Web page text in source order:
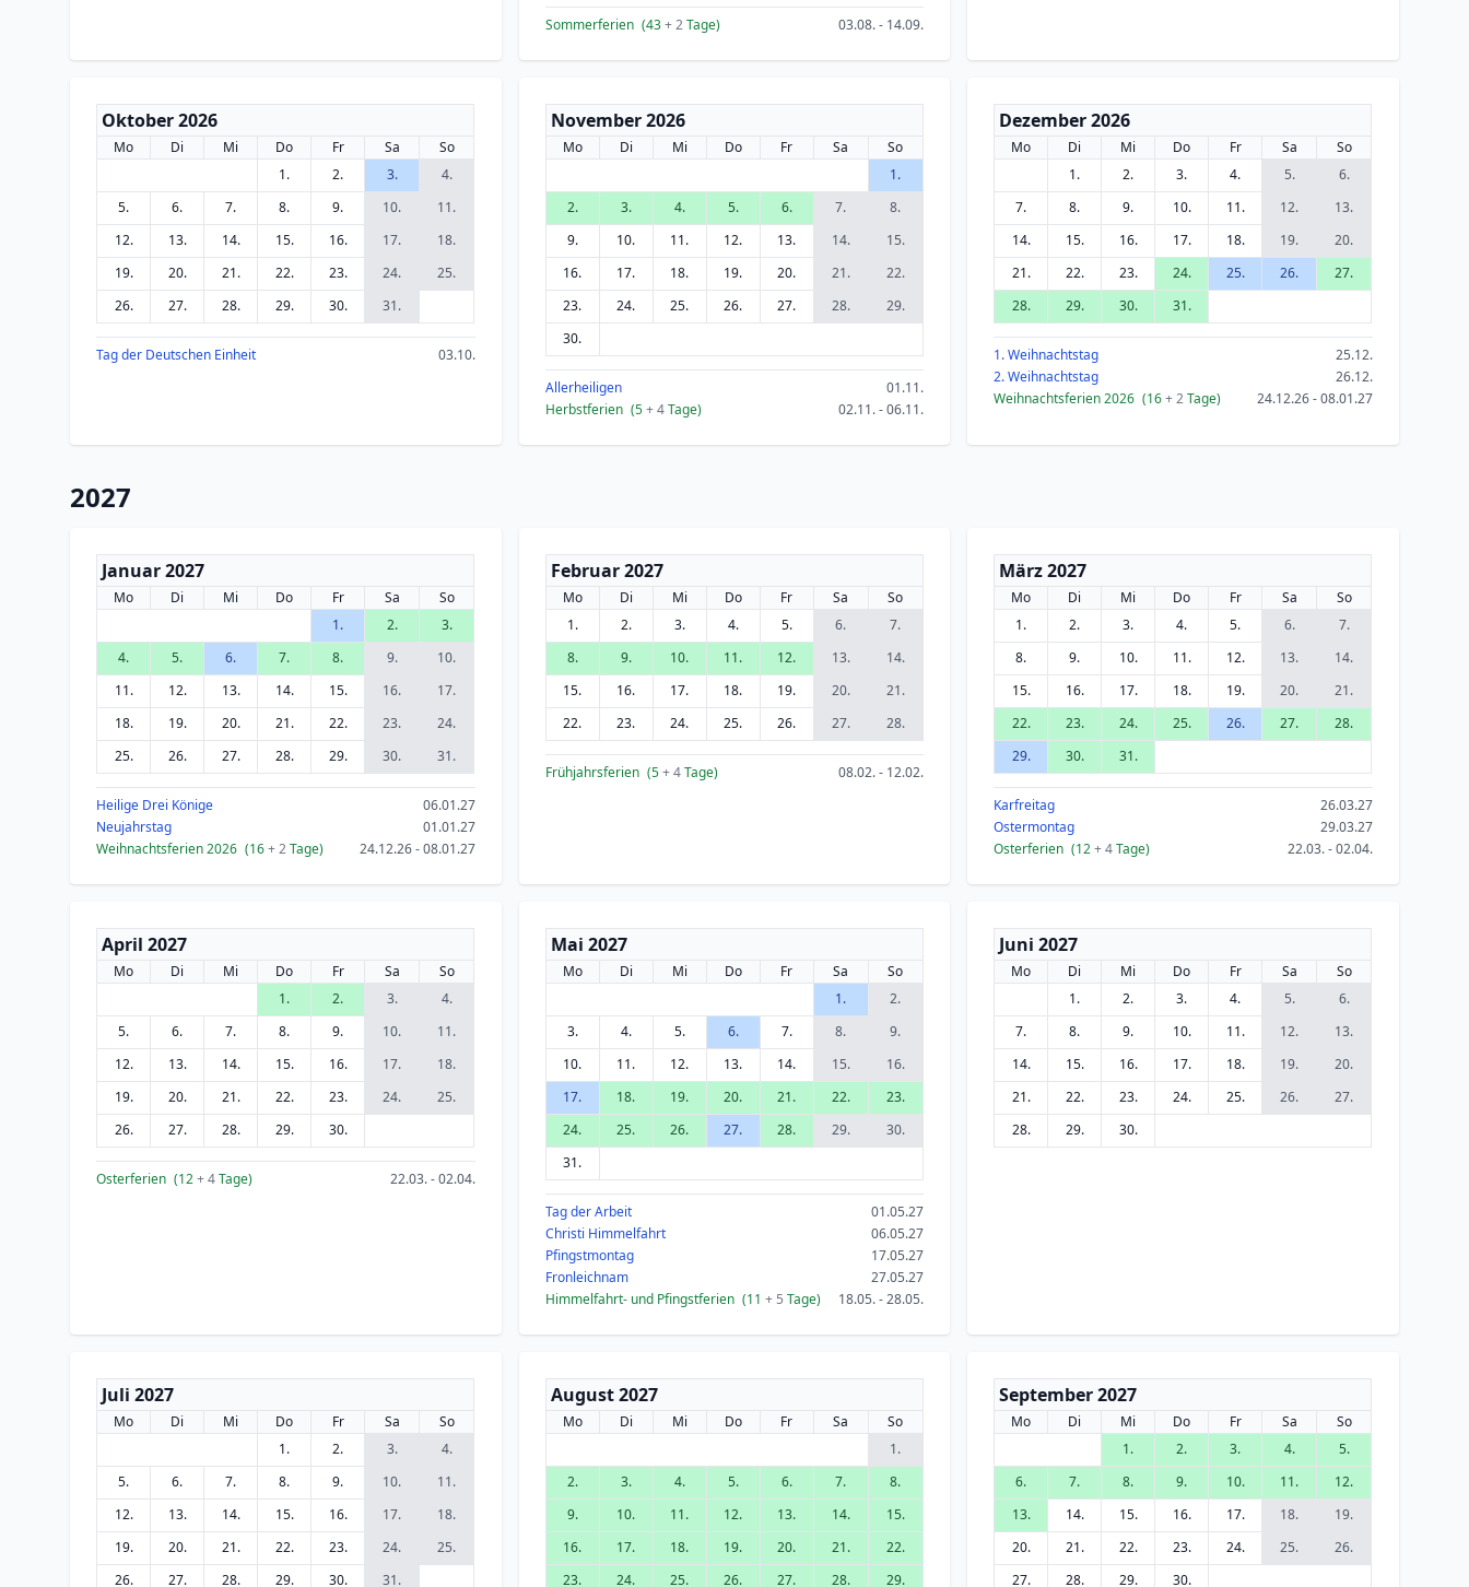
Sommerferien (43+ 2Tage) 03.08. - 14.09.
Oktober 2026
Mo Di Mi Do Fr Sa
So
1.
2. 3.
4.
5.
6. 7. 8. 9. 10.
11.
12.
13. 14. 15. 16. 17.
18.
19.
20. 21. 22. 23. 24.
25.
26.
27. 28. 29. 30. 31.
Tag der Deutschen Einheit 03.10.
November 2026
Mo Di Mi Do Fr Sa
So
1.
2.
3. 4. 5. 6. 7.
8.
9.
10. 11. 12. 13. 14.
15.
16.
17. 18. 19. 20. 21.
22.
23.
24. 25. 26. 27. 28.
29.
30.
Allerheiligen
01.11.
Herbstferien (5+ 4Tage) 02.11. - 06.11.
Dezember 2026
Mo Di Mi Do Fr Sa
So
1.
2. 3. 4. 5.
6.
7.
8. 9. 10. 11. 12.
13.
14.
15. 16. 17. 18. 19.
20.
21.
22. 23. 24. 25. 26.
27.
28.
29. 30. 31.
1. Weihnachtstag
25.12.
2. Weihnachtstag
26.12.
Weihnachtsferien 2026 (16+ 2Tage) 24.12.26 - 08.01.27
2027
Januar 2027
Mo Di Mi Do Fr Sa
So
1.
2.
3.
4.
5. 6. 7. 8. 9.
10.
11.
12. 13. 14. 15. 16.
17.
18.
19. 20. 21. 22. 23.
24.
25.
26. 27. 28. 29. 30. 31.
Heilige Drei Könige
06.01.27
Neujahrstag
01.01.27
Weihnachtsferien 2026 (16+ 2Tage) 24.12.26 - 08.01.27
Februar 2027
Mo Di Mi Do Fr Sa
So
1.
2. 3. 4. 5. 6.
7.
8.
9. 10. 11. 12. 13.
14.
15.
16. 17. 18. 19. 20.
21.
22.
23. 24. 25. 26. 27. 28.
Frühjahrsferien (5+ 4Tage) 08.02. - 12.02.
März 2027
Mo Di Mi Do Fr Sa
So
1.
2. 3. 4. 5. 6.
7.
8.
9. 10. 11. 12. 13.
14.
15.
16. 17. 18. 19. 20.
21.
22.
23. 24. 25. 26. 27.
28.
29.
30. 31.
Karfreitag
26.03.27
Ostermontag
29.03.27
Osterferien (12+ 4Tage) 22.03. - 02.04.
April 2027
Mo Di Mi Do Fr Sa
So
1.
2. 3.
4.
5.
6. 7. 8. 9. 10.
11.
12.
13. 14. 15. 16. 17.
18.
19.
20. 21. 22. 23. 24.
25.
26.
27. 28. 29. 30.
Osterferien (12+ 4Tage) 22.03. - 02.04.
Mai 2027
Mo Di Mi Do Fr Sa
So
1.
2.
3.
4. 5. 6. 7. 8.
9.
10.
11. 12. 13. 14. 15.
16.
17.
18. 19. 20. 21. 22.
23.
24.
25. 26. 27. 28. 29.
30.
31.
Tag der Arbeit
01.05.27
Christi Himmelfahrt
06.05.27
Pfingstmontag
17.05.27
Fronleichnam
27.05.27
Himmelfahrt- und Pfingstferien (11 + 5 Tage) 18.05. - 28.05.
Juni 2027
Mo Di Mi Do Fr Sa
So
1.
2. 3. 4. 5.
6.
7.
8. 9. 10. 11. 12.
13.
14.
15. 16. 17. 18. 19.
20.
21.
22. 23. 24. 25. 26.
27.
28.
29. 30.
Juli 2027
Mo Di Mi Do Fr Sa
So
1.
2. 3.
4.
5.
6. 7. 8. 9. 10.
11.
12.
13. 14. 15. 16. 17.
18.
19.
20. 21. 22. 23. 24.
25.
26.
27. 28. 29. 30. 31.
August 2027
Mo Di Mi Do Fr Sa
So
1.
2.
3. 4. 5. 6. 7.
8.
9.
10. 11. 12. 13. 14.
15.
16.
17. 18. 19. 20. 21.
22.
23.
24. 25. 26. 27. 28. 29.
September 2027
Mo Di Mi Do Fr Sa
So
1.
2. 3. 4.
5.
6.
7. 8. 9. 10. 11.
12.
13.
14. 15. 16. 17. 18.
19.
20.
21. 22. 23. 24. 25.
26.
27.
28. 29. 30.